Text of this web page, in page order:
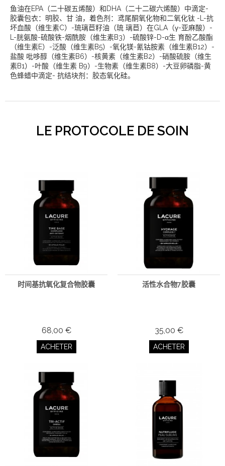
鱼油在EPA（二十碳五烯酸）和DHA（二十二碳六烯酸）中滴定-
胶囊包衣：明胶、甘 油，着色剂：鸢尾酮氧化物和二氧化钛 -L-抗
坏血酸（维生素C）-琉璃苣籽油（琉 璃苣）在GLA（γ-亚麻酸）-
L-胱氨酸-硫酸铁-烟酰胺（维生素B3）-硫酸锌-D-α生 育酚乙酸酯
（维生素E）-泛酸（维生素B5）-氧化镁-氰钴胺素（维生素B12）-
盐酸 吡哆醇（维生素B6）-核黄素（维生素B2）-硝酸硫胺（维生
素B1）-叶酸（维生素 B9）-生物素（维生素B8）-大豆卵磷脂-黄
色蜂蜡中滴定- 抗结块剂：胶态氧化硅。
LE PROTOCOLE DE SOIN
时间基抗氧化复合物胶囊
68,00 €
ACHETER
活性水合物7胶囊
35,00 €
ACHETER